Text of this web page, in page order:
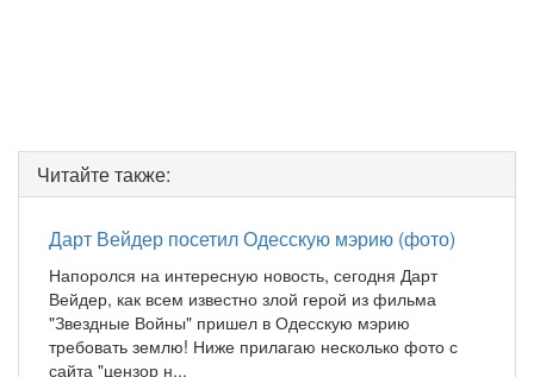
Читайте также:
Дарт Вейдер посетил Одесскую мэрию (фото)
Напоролся на интересную новость, сегодня Дарт
Вейдер, как всем известно злой герой из фильма
"Звездные Войны" пришел в Одесскую мэрию
требовать землю! Ниже прилагаю несколько фото с
сайта "цензор н...